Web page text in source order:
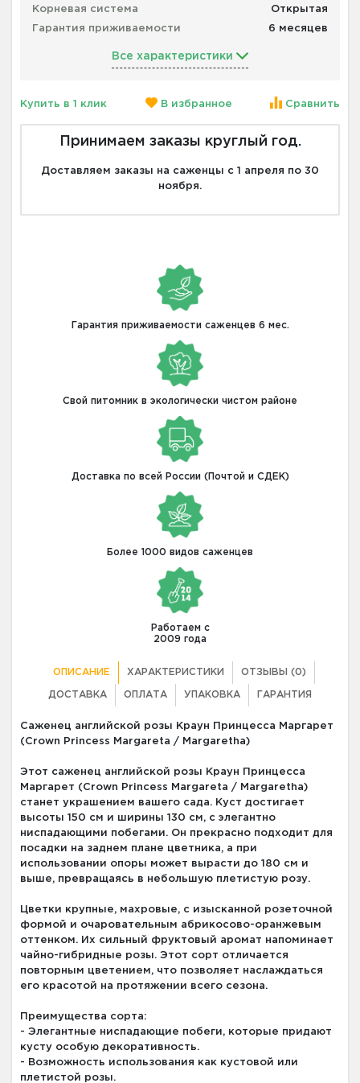
Корневая система Открытая
Гарантия приживаемости 6 месяцев
Все характеристики
Купить в 1 клик В избранное Сравнить
Принимаем заказы круглый год.
Доставляем заказы на саженцы с 1 апреля по 30
ноября.
Гарантия приживаемости саженцев 6 мес.
Свой питомник в экологически чистом районе
Доставка по всей России (Почтой и СДЕК)
Более 1000 видов саженцев
Работаем с
2009 года
ОПИСАНИЕ ХАРАКТЕРИСТИКИ ОТЗЫВЫ (0)
ДОСТАВКА ОПЛАТА УПАКОВКА ГАРАНТИЯ
Саженец английской розы Краун Принцесса Маргарет
(Crown Princess Margareta / Margaretha)
Этот саженец английской розы Краун Принцесса
Маргарет (Crown Princess Margareta / Margaretha)
станет украшением вашего сада. Куст достигает
высоты 150 см и ширины 130 см, с элегантно
ниспадающими побегами. Он прекрасно подходит для
посадки на заднем плане цветника, а при
использовании опоры может вырасти до 180 см и
выше, превращаясь в небольшую плетистую розу.
Цветки крупные, махровые, с изысканной розеточной
формой и очаровательным абрикосово-оранжевым
оттенком. Их сильный фруктовый аромат напоминает
чайно-гибридные розы. Этот сорт отличается
повторным цветением, что позволяет наслаждаться
его красотой на протяжении всего сезона.
Преимущества сорта:
- Элегантные ниспадающие побеги, которые придают
кусту особую декоративность.
- Возможность использования как кустовой или
плетистой розы.